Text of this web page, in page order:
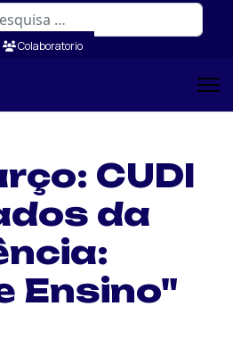
Colaboratorio
CUDI
da
Ensino"